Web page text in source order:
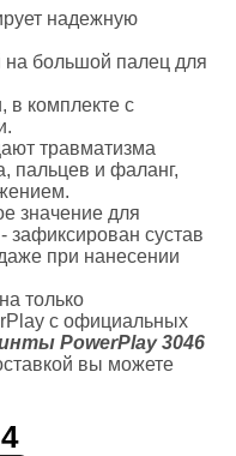
надежную
большой палец для
в комплекте с
травматизма
пальцев и фаланг,
значение для
зафиксирован сустав
при нанесении
только
с официальных
PowerPlay 3046
вы можете
4